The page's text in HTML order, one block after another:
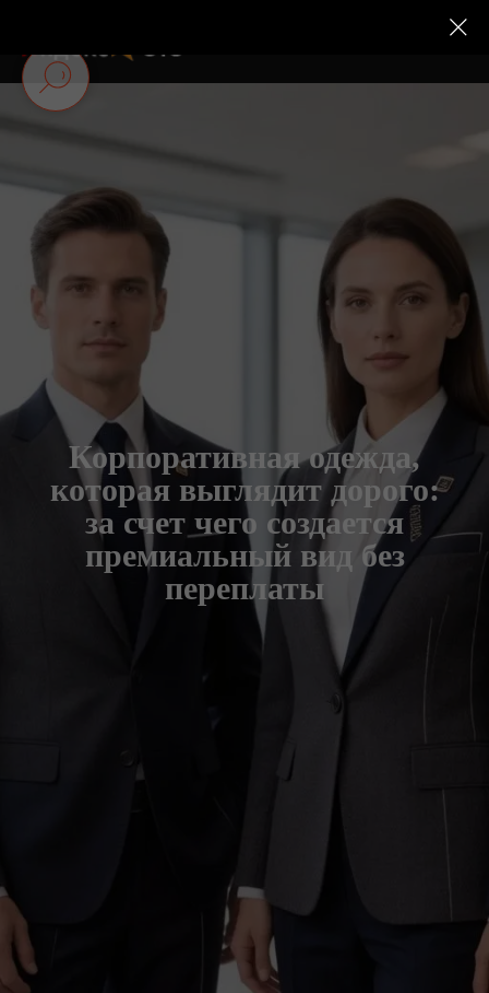
Корпоративная одежда,
которая выглядит дорого:
за счет чего создается
премиальный вид без
переплаты